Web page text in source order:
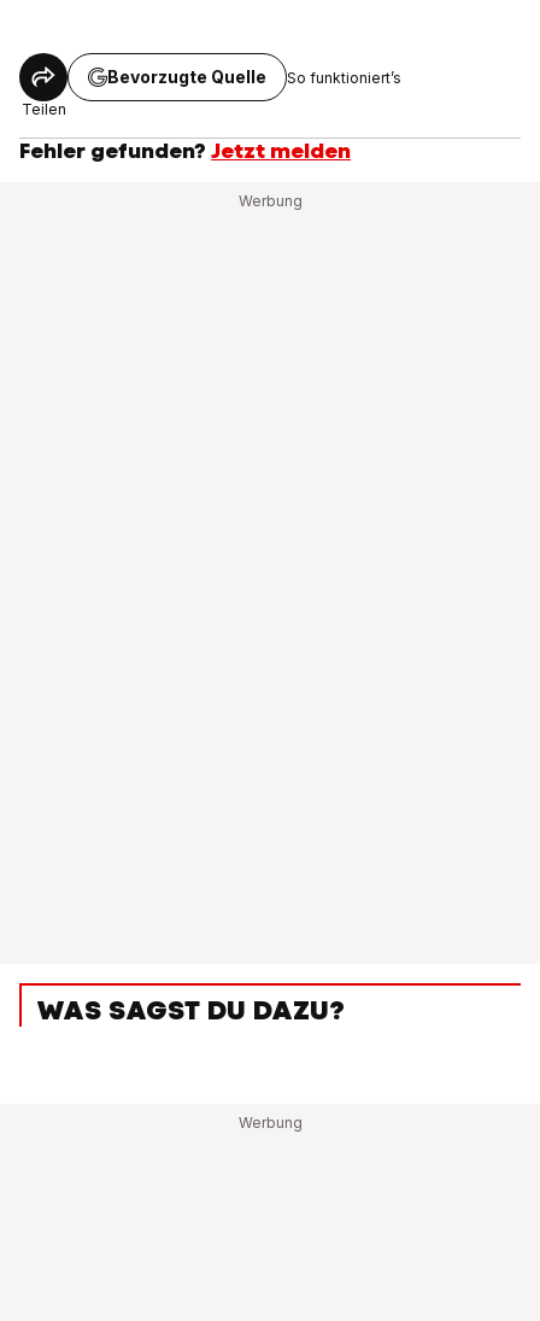
Teilen
Bevorzugte Quelle So funktioniert’s
Fehler gefunden? Jetzt melden
WAS SAGST DU DAZU?